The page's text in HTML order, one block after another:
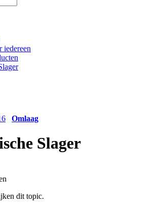
iedereen
Omlaag
Slager
dit topic.